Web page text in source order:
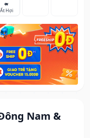
Nam &
🐖
Ất Hợi